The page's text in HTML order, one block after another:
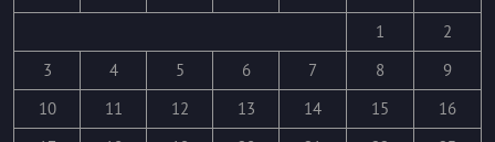
る
た
め
に
1
2
3
4 5 6 7 8
9
10
11 12 13 14 15
16